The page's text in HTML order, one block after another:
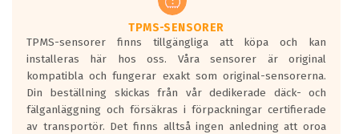
Ett däck med två svarta vågor är redan
godkända för år 2016 nya regelverk.
Ett däck med en svart våg kommer vara
minst tre decibel tystare än det
regelverk som börjar gälla 2016.
TPMS-SENSORER
TPMS-sensorer finns tillgängliga att köpa och kan
installeras här hos oss. Våra sensorer är original
kompatibla och fungerar exakt som original-sensorerna.
Din beställning skickas från vår dedikerade däck- och
fälganläggning och försäkras i förpackningar certifierade
av transportör. Det finns alltså ingen anledning att oroa